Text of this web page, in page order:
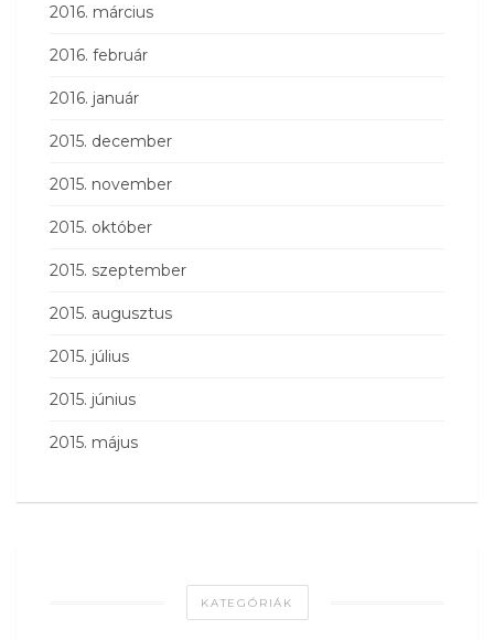
2016. március
2016. február
2016. január
2015. december
2015. november
2015. október
2015. szeptember
2015. augusztus
2015. július
2015. június
2015. május
KATEGÓRIÁK